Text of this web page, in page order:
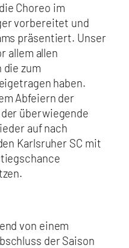
Choreo im
vorbereitet und
präsentiert. Unser
allem allen
zum
haben.
Abfeiern der
überwiegende
auf nach
Karlsruher SC mit
von einem
der Saison